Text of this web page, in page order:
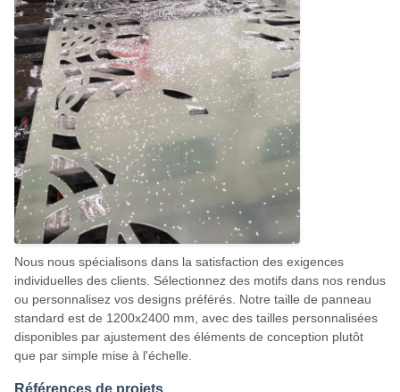
Nous nous spécialisons dans la satisfaction des exigences
individuelles des clients. Sélectionnez des motifs dans nos rendus
ou personnalisez vos designs préférés. Notre taille de panneau
standard est de 1200x2400 mm, avec des tailles personnalisées
disponibles par ajustement des éléments de conception plutôt
que par simple mise à l'échelle.
Références de projets